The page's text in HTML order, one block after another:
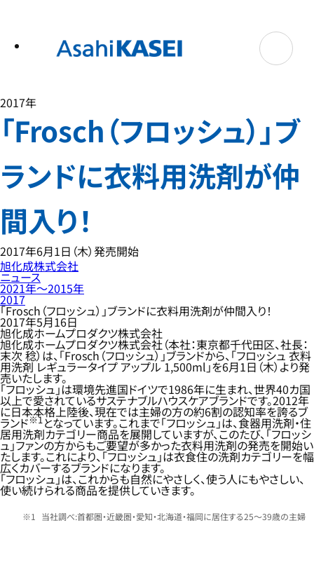
2017年
「Frosch（フロッシュ）」ブ
ランドに衣料用洗剤が仲
間入り！
2017年6月1日（木）発売開始
旭化成株式会社
ニュース
2021年〜2015年
2017
「Frosch（フロッシュ）」ブランドに衣料用洗剤が仲間入り！
2017年5月16日
旭化成ホームプロダクツ株式会社
旭化成ホームプロダクツ株式会社（本社：東京都千代田区、社長：
末次 稔）は、「Frosch（フロッシュ）」ブランドから、「フロッシュ 衣料
用洗剤 レギュラータイプ アップル 1,500ml」を6月1日（木）より発
売いたします。
「フロッシュ」は環境先進国ドイツで1986年に生まれ、世界40カ国
以上で愛されているサステナブルハウスケアブランドです。2012年
に日本本格上陸後、現在では主婦の方の約6割の認知率を誇るブ
ランド※1となっています。これまで「フロッシュ」は、食器用洗剤・住
居用洗剤カテゴリー商品を展開していますが、このたび、「フロッシ
ュ」ファンの方からもご要望が多かった衣料用洗剤の発売を開始い
たします。これにより、「フロッシュ」は衣食住の洗剤カテゴリーを幅
広くカバーするブランドになります。
「フロッシュ」は、これからも自然にやさしく、使う人にもやさしい、
使い続けられる商品を提供していきます。
当社調べ:首都圏・近畿圏・愛知・北海道・福岡に居住する25～39歳の主婦